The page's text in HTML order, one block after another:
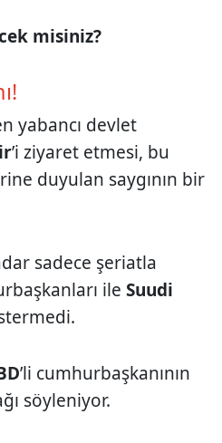
misiniz?
yabancı devlet
’i ziyaret etmesi, bu
duyulan saygının bir
sadece şeriatla
ile Suudi
’li cumhurbaşkanının
söyleniyor.